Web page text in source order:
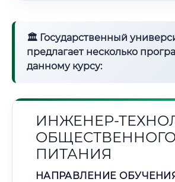
🏛 Государственный
предлагает несколько
данному курсу:
ИНЖЕНЕР-
ОБЩЕСТВЕННОГО
ПИТАНИЯ
НАПРАВЛЕНИЕ